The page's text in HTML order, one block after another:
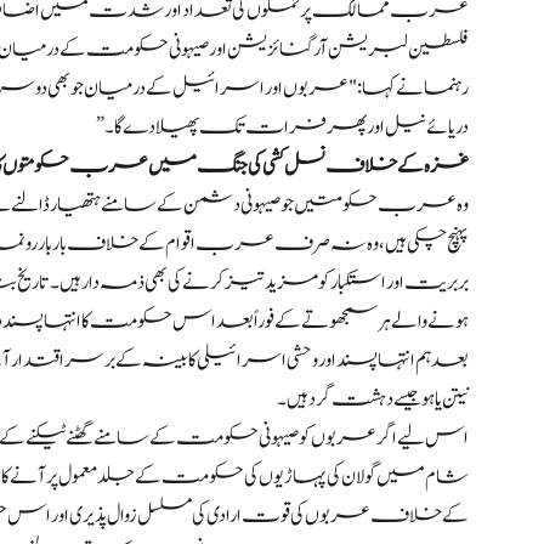
عرب ممالک پر حملوں کی تعداد اور شدت میں
فلسطین لبریشن آرگنائزیشن اور صیہونی حکومت کے
رہنما نے کہا: "عربوں اور اسرائیل کے درمیان جو بھی
دریائے نیل اور پھر فرات تک پھیلا دے گا۔”
غزہ کے خلاف نسل کشی کی جنگ میں عرب حکومتوں کا
وہ عرب حکومتیں جو صیہونی دشمن کے سامنے ہتھیار
پہنچ چکی ہیں، وہ نہ صرف عرب اقوام کے خلاف بار بار
بربریت اور استکبار کو مزید تیز کرنے کی بھی ذمہ دار ہیں۔
ہونے والے ہر سمجھوتے کے فوراً بعد اس حکومت کا انتہا پسند
بعد ہم انتہا پسند اور وحشی اسرائیلی کابینہ کے برسراقتدار
نیتن یاہو جیسے دہشت گرد ہیں۔
اس لیے اگر عربوں کو صیہونی حکومت کے سامنے گھٹنے ٹیکنے
شام میں گولان کی پہاڑیوں کی حکومت کے جلد معمول پر آنے
کے خلاف عربوں کی قوت ارادی کی مسلسل زوال پذیری